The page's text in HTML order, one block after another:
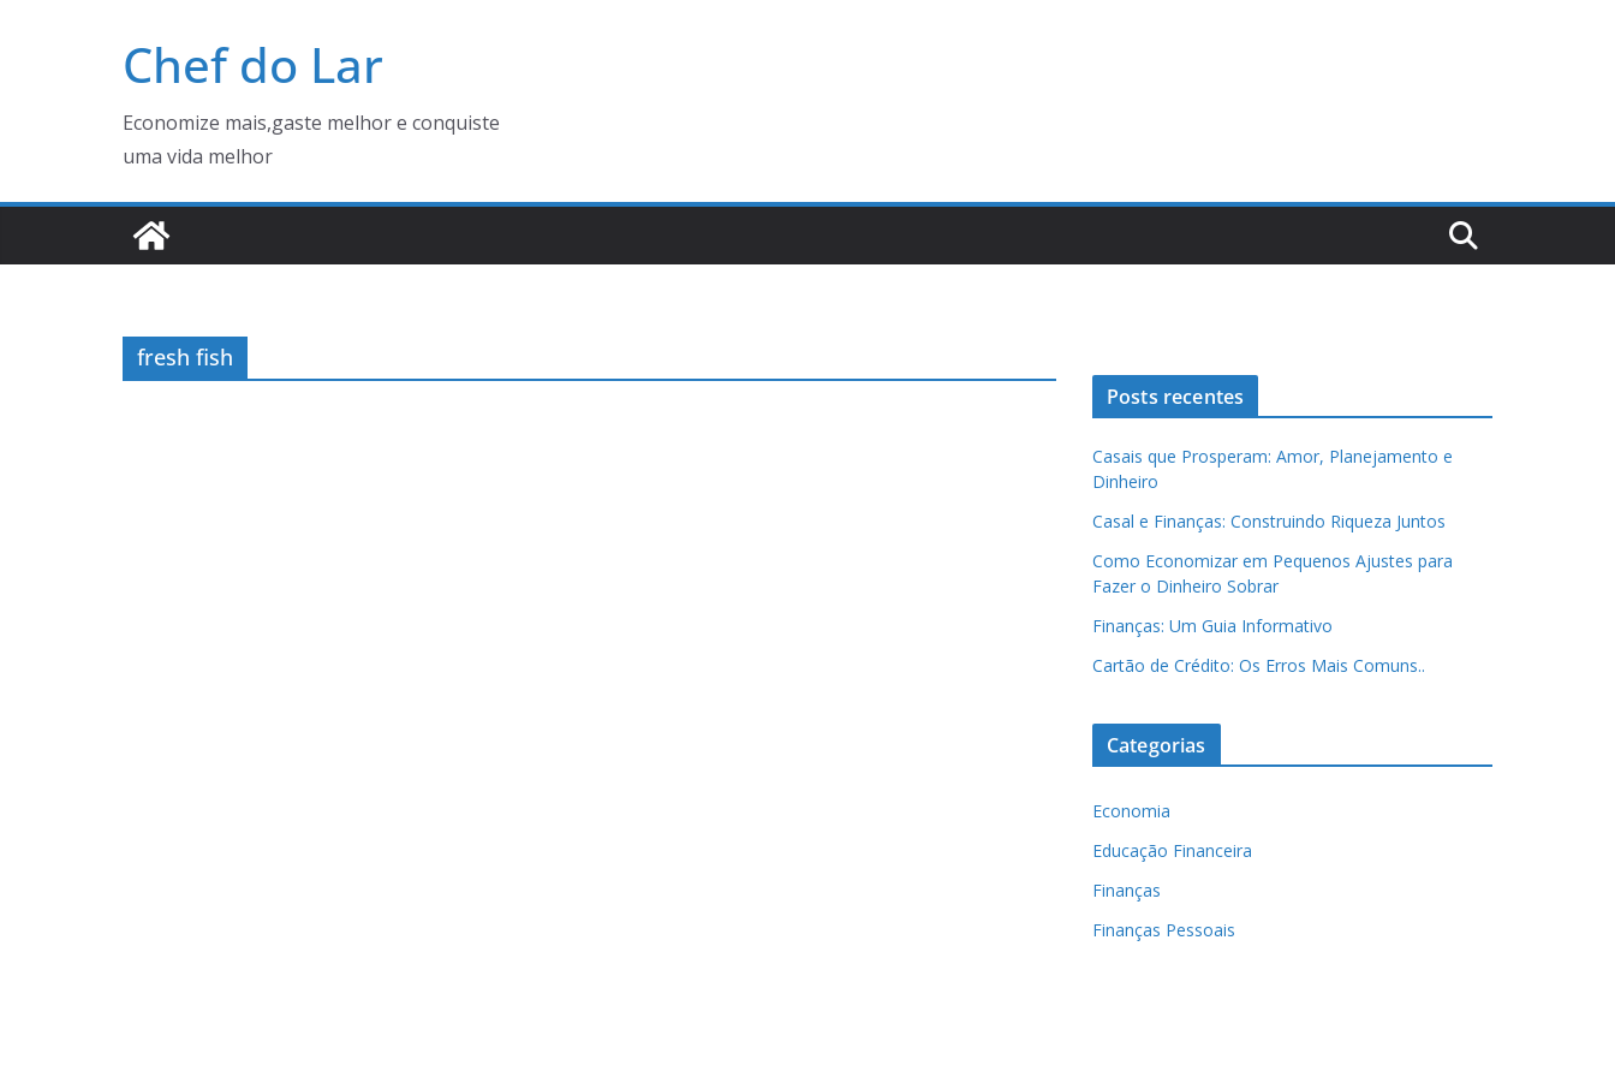
Chef do Lar
Economize mais,gaste melhor e conquiste
uma vida melhor
fresh fish
Posts recentes
Casais que Prosperam: Amor, Planejamento e
Dinheiro
Casal e Finanças: Construindo Riqueza Juntos
Como Economizar em Pequenos Ajustes para
Fazer o Dinheiro Sobrar
Finanças: Um Guia Informativo
Cartão de Crédito: Os Erros Mais Comuns..
Categorias
Economia
Educação Financeira
Finanças
Finanças Pessoais